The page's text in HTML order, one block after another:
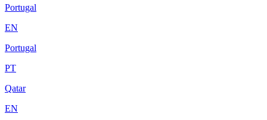
Portugal
EN
Portugal
PT
Qatar
EN